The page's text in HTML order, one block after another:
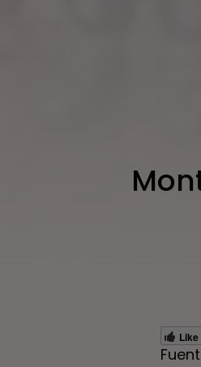
Like